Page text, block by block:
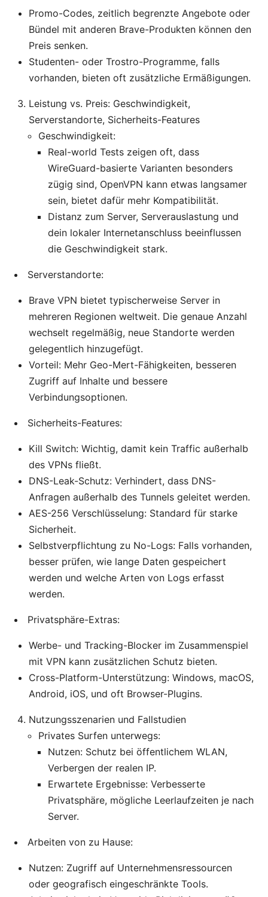
Promo-Codes, zeitlich begrenzte Angebote oder
Bündel mit anderen Brave-Produkten können den
Preis senken.
Studenten- oder Trostro-Programme, falls
vorhanden, bieten oft zusätzliche Ermäßigungen.
Leistung vs. Preis: Geschwindigkeit,
Serverstandorte, Sicherheits-Features
Geschwindigkeit:
Real-world Tests zeigen oft, dass
WireGuard-basierte Varianten besonders
zügig sind, OpenVPN kann etwas langsamer
sein, bietet dafür mehr Kompatibilität.
Distanz zum Server, Serverauslastung und
dein lokaler Internetanschluss beeinflussen
die Geschwindigkeit stark.
Serverstandorte:
Brave VPN bietet typischerweise Server in
mehreren Regionen weltweit. Die genaue Anzahl
wechselt regelmäßig, neue Standorte werden
gelegentlich hinzugefügt.
Vorteil: Mehr Geo-Mert-Fähigkeiten, besseren
Zugriff auf Inhalte und bessere
Verbindungsoptionen.
Sicherheits-Features:
Kill Switch: Wichtig, damit kein Traffic außerhalb
des VPNs fließt.
DNS-Leak-Schutz: Verhindert, dass DNS-
Anfragen außerhalb des Tunnels geleitet werden.
AES-256 Verschlüsselung: Standard für starke
Sicherheit.
Selbstverpflichtung zu No-Logs: Falls vorhanden,
besser prüfen, wie lange Daten gespeichert
werden und welche Arten von Logs erfasst
werden.
Privatsphäre-Extras:
Werbe- und Tracking-Blocker im Zusammenspiel
mit VPN kann zusätzlichen Schutz bieten.
Cross-Platform-Unterstützung: Windows, macOS,
Android, iOS, und oft Browser-Plugins.
Nutzungsszenarien und Fallstudien
Privates Surfen unterwegs:
Nutzen: Schutz bei öffentlichem WLAN,
Verbergen der realen IP.
Erwartete Ergebnisse: Verbesserte
Privatsphäre, mögliche Leerlaufzeiten je nach
Server.
Arbeiten von zu Hause:
Nutzen: Zugriff auf Unternehmensressourcen
oder geografisch eingeschränkte Tools.